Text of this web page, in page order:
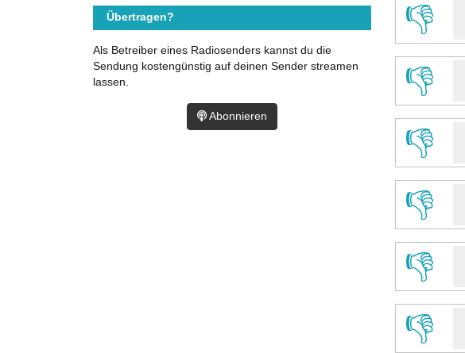
👎
👎
👎
👎
👎
👎
Übertragen?
Als Betreiber eines Radiosenders kannst du die
Sendung kostengünstig auf deinen Sender streamen
lassen.
Abonnieren